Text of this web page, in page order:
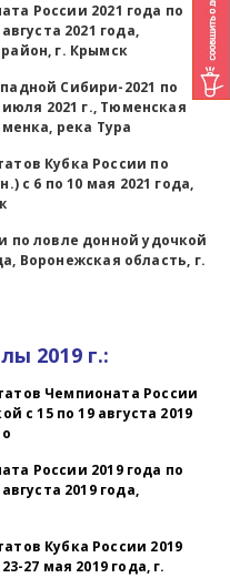
России 2021 года по
2021 года,
г. Крымск
Сибири-2021 по
2021 г., Тюменская
река Тура
Кубка России по
с 6 по 10 мая 2021 года,
по ловле донной удочкой
Воронежская область, г.
2019 г.:
Чемпионата России
с 15 по 19 августа 2019
России 2019 года по
2019 года,
Кубка России 2019
27 мая 2019 года, г.